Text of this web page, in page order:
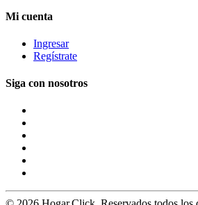
Mi cuenta
Ingresar
Regístrate
Siga con nosotros